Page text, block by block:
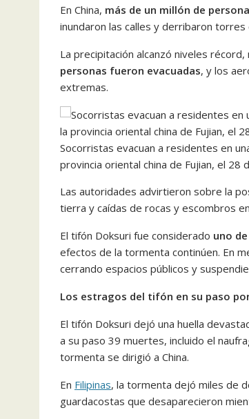
En China, más de un millón de
inundaron las calles y derribaron
La precipitación alcanzó niveles
personas fueron evacuadas, y los
extremas.
Socorristas evacuan a residentes en
provincia oriental china de Fujian, el 28
Las autoridades advirtieron sobre la
tierra y caídas de rocas y escombros
El tifón Doksuri fue considerado uno
efectos de la tormenta continúen. En
cerrando espacios públicos y
Los estragos del tifón en su paso
El tifón Doksuri dejó una huella
a su paso 39 muertes, incluido el
tormenta se dirigió a China.
En Filipinas, la tormenta dejó miles de
guardacostas que desaparecieron